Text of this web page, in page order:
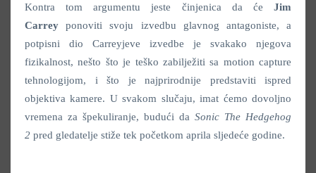
Kontra tom argumentu jeste činjenica da će Jim
Carreyponoviti svoju izvedbu glavnog antagoniste, a
potpisni dio Carreyjeve izvedbe je svakako njegova
fizikalnost, nešto što je teško zabilježiti sa motion capture
tehnologijom, i što je najprirodnije predstaviti ispred
objektiva kamere. U svakom slučaju, imat ćemo dovoljno
vremena za špekuliranje, budući da Sonic The Hedgehog
2 pred gledatelje stiže tek početkom aprila sljedeće godine.